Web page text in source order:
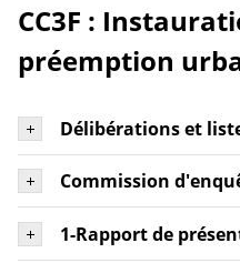
CC3F :
préemption
Délibérations et
Commission
1-Rapport de